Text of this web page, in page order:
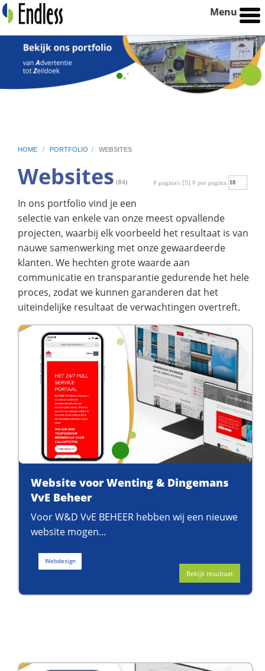
Menu
HOME / PORTFOLIO / WEBSITES
Websites (84) # pagina's [5] # per pagina
In ons portfolio vind je een
selectie van enkele van onze meest opvallende
projecten, waarbij elk voorbeeld het resultaat is van
nauwe samenwerking met onze gewaardeerde
klanten. We hechten grote waarde aan
communicatie en transparantie gedurende het hele
proces, zodat we kunnen garanderen dat het
uiteindelijke resultaat de verwachtingen overtreft.
Website voor Wenting & Dingemans
VvE Beheer
Voor W&D VvE BEHEER hebben wij een nieuwe
website mogen...
Webdesign
Bekijk resultaat